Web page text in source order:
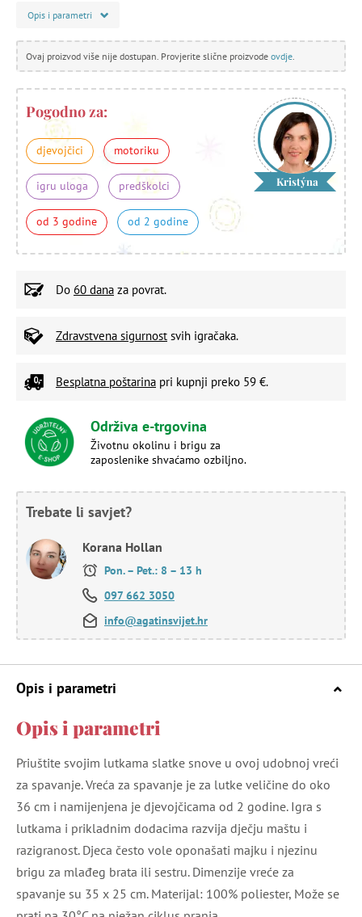
Opis i parametri
Ovaj proizvod više nije dostupan. Provjerite slične proizvode ovdje.
Pogodno za:
djevojčici motoriku
igru uloga predškolci
od 3 godine od 2 godine
Kristýna
Do 60 dana za povrat.
Zdravstvena sigurnost svih igračaka.
Besplatna poštarina pri kupnji preko 59 €.
Održiva e-trgovina
Životnu okolinu i brigu za
zaposlenike shvaćamo ozbiljno.
Trebate li savjet?
Korana Hollan
Pon. – Pet.: 8 – 13 h
097 662 3050
info@agatinsvijet.hr
Opis i parametri
Opis i parametri
Priuštite svojim lutkama slatke snove u ovoj udobnoj vreći
za spavanje. Vreća za spavanje je za lutke veličine do oko
36 cm i namijenjena je djevojčicama od 2 godine. Igra s
lutkama i prikladnim dodacima razvija dječju maštu i
razigranost. Djeca često vole oponašati majku i njezinu
brigu za mlađeg brata ili sestru. Dimenzije vreće za
spavanje su 35 x 25 cm. Materijal: 100% poliester, Može se